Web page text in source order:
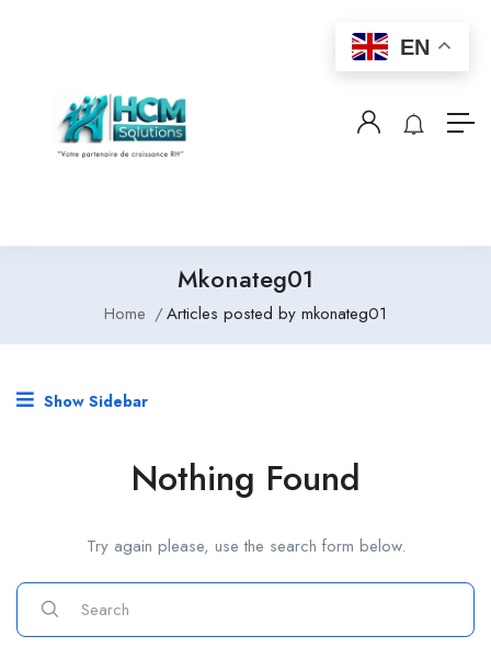
Mkonateg01
Home Articles posted by mkonateg01
Show Sidebar
Nothing Found
Try again please, use the search form below.
EN